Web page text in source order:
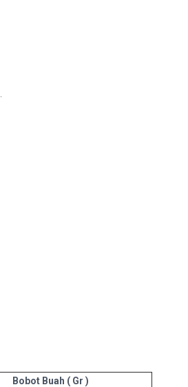
Bobot Buah ( Gr )